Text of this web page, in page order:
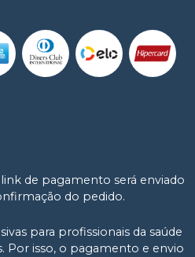
de pagamento será enviado
do pedido.
para profissionais da saúde
Por isso, o pagamento e envio